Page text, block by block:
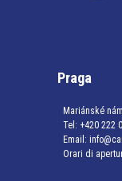
Praga
Mariánské
Tel: +420 222
Email:
Orari di